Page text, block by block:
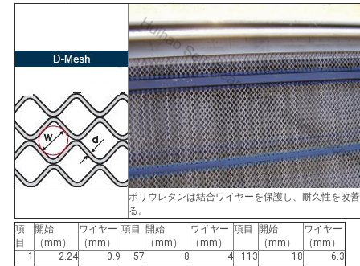
POLICY
ポリウレタンは結合ワイヤーを保護し、耐久性を改
る。
項
目
開始
（mm）
ワイヤー
（mm）
項目
開始
（mm）
ワイヤー
（mm）
項目
開始
（mm）
ワイヤー
（mm）
1
2.24 0.9 57 8 4 113 18
6.3